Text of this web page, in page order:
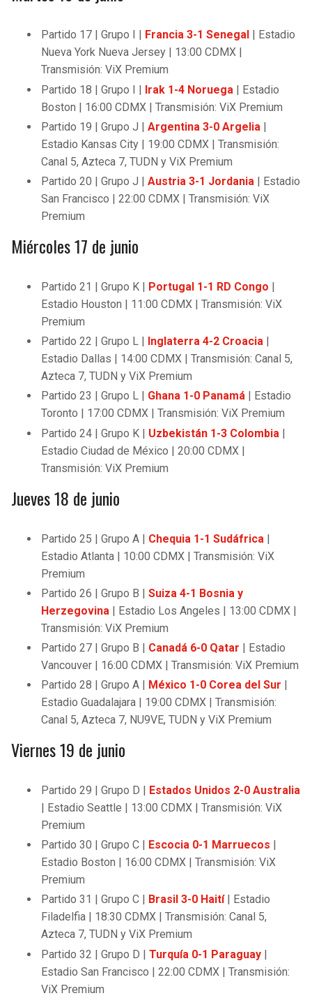
Partido 17 | Grupo I | Francia 3-1 Senegal
| Estadio
Nueva York Nueva Jersey | 13:00 CDMX |
Transmisión: ViX Premium
Partido 18 | Grupo I | Irak 1-4 Noruega | Estadio
Boston | 16:00 CDMX | Transmisión: ViX Premium
Partido 19 | Grupo J |Argentina 3-0 Argelia |
Estadio Kansas City | 19:00 CDMX | Transmisión:
Canal 5, Azteca 7, TUDN y ViX Premium
Partido 20 | Grupo J |Austria 3-1 Jordania | Estadio
San Francisco | 22:00 CDMX | Transmisión: ViX
Premium
Miércoles 17 de junio
Partido 21 | Grupo K | Portugal 1-1 RD Congo |
Estadio Houston | 11:00 CDMX | Transmisión: ViX
Premium
Partido 22 | Grupo L |
Inglaterra 4-2 Croacia
Estadio Dallas | 14:00 CDMX | Transmisión: Canal 5,
Azteca 7, TUDN y ViX Premium
Partido 23 | Grupo L | Ghana 1-0 Panamá | Estadio
Toronto | 17:00 CDMX | Transmisión: ViX Premium
Partido 24 | Grupo K | Uzbekistán 1-3 Colombia |
Estadio Ciudad de México | 20:00 CDMX |
Transmisión: ViX Premium
Jueves 18 de junio
Partido 25 | Grupo A | Chequia 1-1 Sudáfrica |
Estadio Atlanta | 10:00 CDMX | Transmisión: ViX
Premium
Partido 26 | Grupo B |Suiza 4-1 Bosnia y
Herzegovina | Estadio Los Angeles | 13:00 CDMX |
Transmisión: ViX Premium
Partido 27 | Grupo B | Canadá 6-0 Qatar | Estadio
Vancouver | 16:00 CDMX | Transmisión: ViX Premium
Partido 28 | Grupo A | México 1-0 Corea del Sur |
Estadio Guadalajara | 19:00 CDMX | Transmisión:
Canal 5, Azteca 7, NU9VE, TUDN y ViX Premium
Viernes 19 de junio
Partido 29 | Grupo D | Estados Unidos 2-0 Australia
| Estadio Seattle | 13:00 CDMX | Transmisión: ViX
Premium
Partido 30 | Grupo C |
Escocia 0-1 Marruecos
Estadio Boston | 16:00 CDMX | Transmisión: ViX
Premium
Partido 31 | Grupo C |
Brasil 3-0 Haití| Estadio
Filadelfia | 18:30 CDMX | Transmisión: Canal 5,
Azteca 7, TUDN y ViX Premium
Partido 32 | Grupo D |Turquía 0-1 Paraguay |
Estadio San Francisco | 22:00 CDMX | Transmisión:
ViX Premium